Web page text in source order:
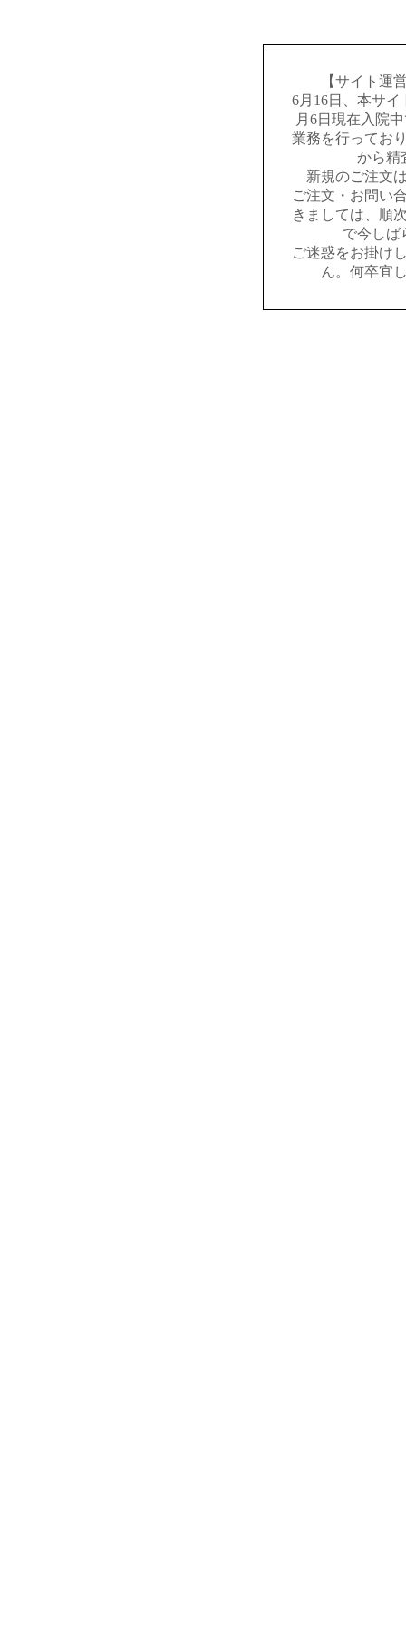
【サイト運
6月16日、本サ
月6日現在入院
業務を行ってお
から精
新規のご注文
ご注文・お問い
きましては、順
で今しば
ご迷惑をお掛け
ん。何卒宜